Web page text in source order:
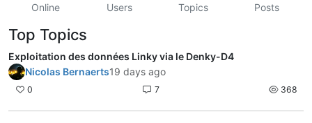
Online Users Topics Posts
Top Topics
Exploitation des données Linky via le Denky-D4
Nicolas Bernaerts19 days ago
0 7 368